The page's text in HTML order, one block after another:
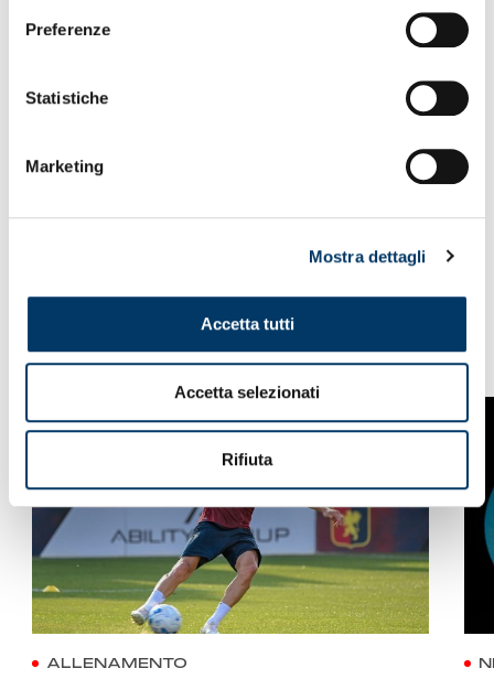
Preferenze
Statistiche
Marketing
Mostra dettagli
Accetta tutti
Accetta selezionati
Rifiuta
ALLENAMENTO